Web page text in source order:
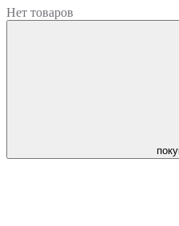
Нет товаров